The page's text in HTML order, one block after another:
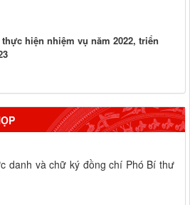
hiện nhiệm vụ năm 2022, triển
danh và chữ ký đồng chí Phó Bí thư